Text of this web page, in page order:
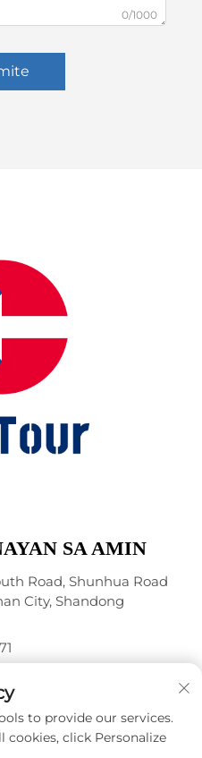
0/1000
SA AMIN
Road, Shunhua Road
City, Shandong
to provide our services.
click Personalize